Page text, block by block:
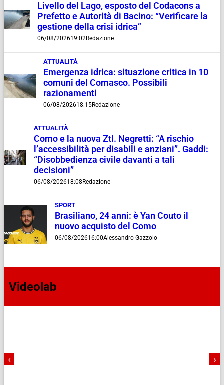
Livello del Lago, esposto del Codacons a
Prefetto e Autorità di Bacino: “Verificare la
gestione della crisi idrica”
06/08/202619:02Redazione
ATTUALITÀ
Emergenza idrica: situazione critica in 10
comuni del Comasco. Possibili
razionamenti
06/08/202618:15Redazione
ATTUALITÀ
Como e la nuova Ztl. Negretti: “A rischio
l’accessibilità per disabili e anziani”. Gaddi:
“Disobbedienza civile davanti a tali
decisioni”
06/08/202618:08 Redazione
SPORT
Brasiliano, 24 anni: è Yan Couto il
nuovo acquisto del Como
06/08/202616:00Alessandro Gazzolo
Videolab
‹ ›